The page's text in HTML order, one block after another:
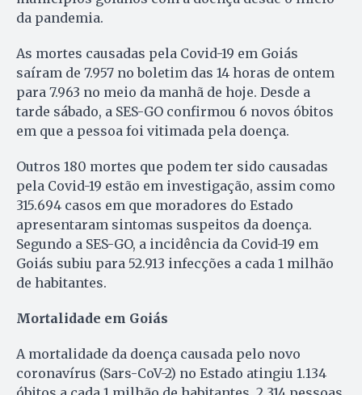
da pandemia.
As mortes causadas pela Covid-19 em Goiás
saíram de 7.957 no boletim das 14 horas de ontem
para 7.963 no meio da manhã de hoje. Desde a
tarde sábado, a SES-GO confirmou 6 novos óbitos
em que a pessoa foi vitimada pela doença.
Outros 180 mortes que podem ter sido causadas
pela Covid-19 estão em investigação, assim como
315.694 casos em que moradores do Estado
apresentaram sintomas suspeitos da doença.
Segundo a SES-GO, a incidência da Covid-19 em
Goiás subiu para 52.913 infecções a cada 1 milhão
de habitantes.
Mortalidade em Goiás
A mortalidade da doença causada pelo novo
coronavírus (Sars-CoV-2) no Estado atingiu 1.134